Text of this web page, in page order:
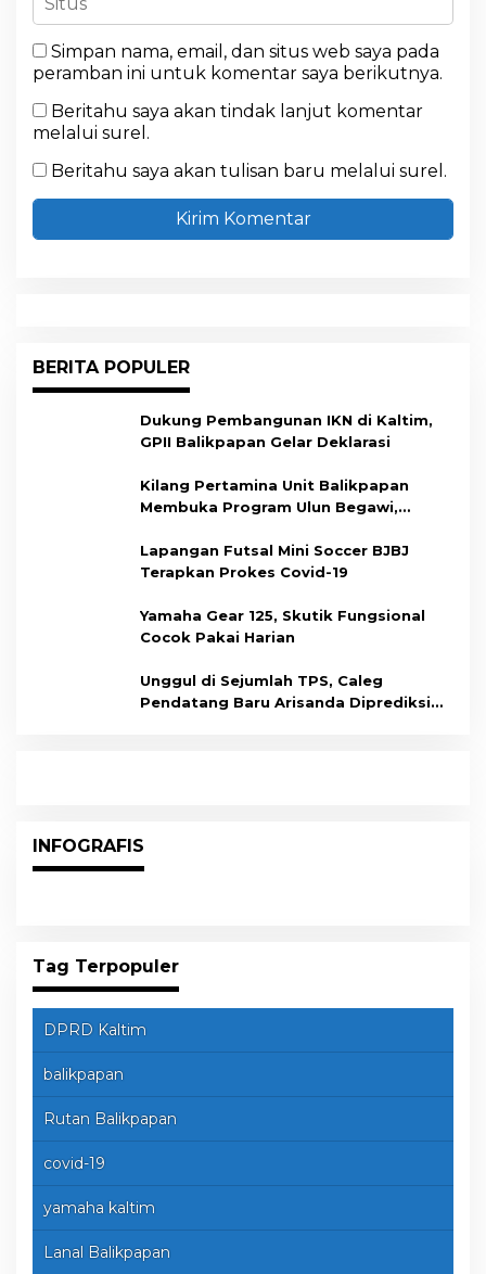
Simpan nama, email, dan situs web saya pada
peramban ini untuk komentar saya berikutnya.
Beritahu saya akan tindak lanjut komentar
melalui surel.
Beritahu saya akan tulisan baru melalui surel.
BERITA POPULER
Dukung Pembangunan IKN di Kaltim,
GPII Balikpapan Gelar Deklarasi
Kilang Pertamina Unit Balikpapan
Membuka Program Ulun Begawi,
Lapangan Futsal Mini Soccer BJBJ
Terapkan Prokes Covid-19
Yamaha Gear 125, Skutik Fungsional
Cocok Pakai Harian
Unggul di Sejumlah TPS, Caleg
Pendatang Baru Arisanda Diprediksi
INFOGRAFIS
Tag Terpopuler
DPRD Kaltim
balikpapan
Rutan Balikpapan
covid-19
yamaha kaltim
Lanal Balikpapan